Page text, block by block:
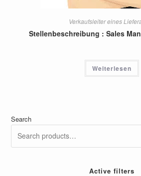
Verkaufsleiter eines
Stellenbeschreibung : Sales
Weiterlesen
Search
Active filters